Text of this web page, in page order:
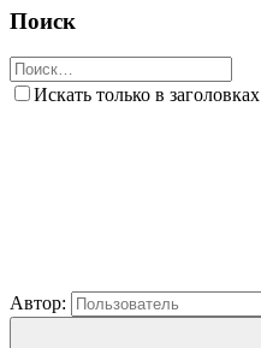
Поиск
Искать только в заголовках
Автор: